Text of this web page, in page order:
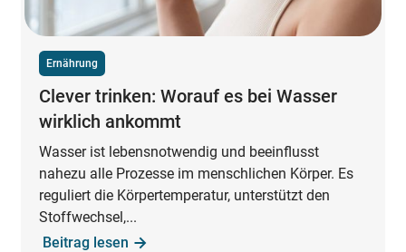
Ernährung
Clever trinken: Worauf es bei Wasser
wirklich ankommt
Wasser ist lebensnotwendig und beeinflusst
nahezu alle Prozesse im menschlichen Körper. Es
reguliert die Körpertemperatur, unterstützt den
Stoffwechsel,...
Beitrag lesen